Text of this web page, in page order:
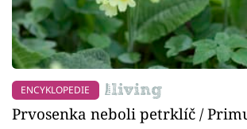
ENCYKLOPEDIE
Prvosenka neboli petrklíč /